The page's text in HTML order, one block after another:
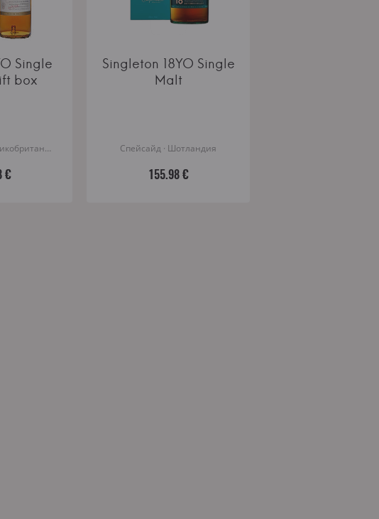
Single
box
Шотландия · Великобритания
€
Singleton 18YO Single
Malt
Спейсайд · Шотландия
155.98 €